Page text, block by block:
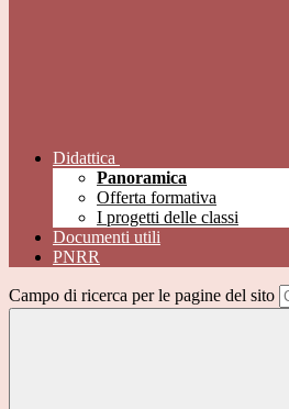
Didattica
Panoramica
Offerta formativa
I progetti delle classi
Documenti utili
PNRR
Campo di ricerca per le pagine del sito